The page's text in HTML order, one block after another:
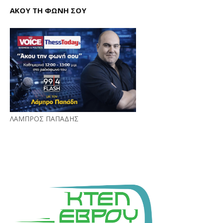
ΑΚΟΥ ΤΗ ΦΩΝΗ ΣΟΥ
ΛΑΜΠΡΟΣ ΠΑΠΑΔΗΣ